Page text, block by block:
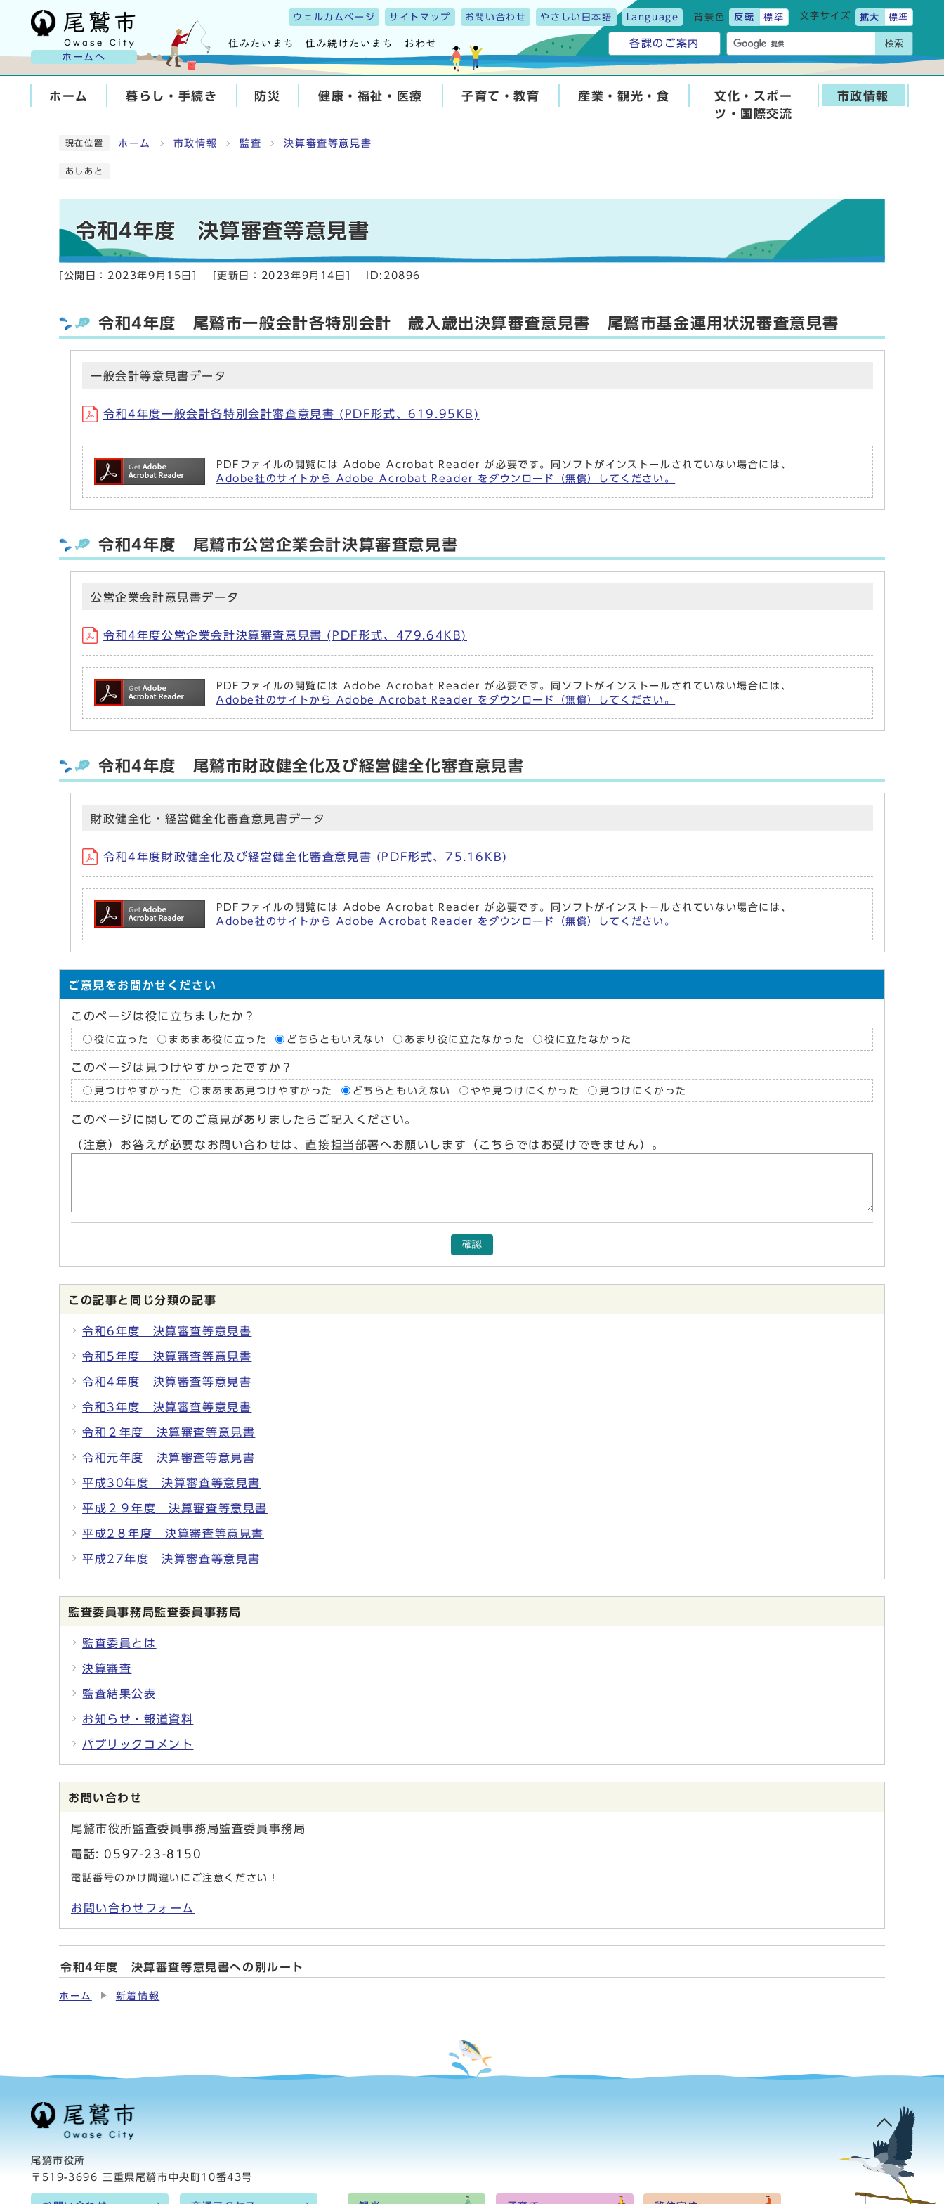
ホームへ
ウェルカムページ サイトマップ お問い合わせ やさしい日本語 Language 背景色 反転 標準 文字サイズ 拡大 標準
各課のご案内 検索
ホーム 暮らし・手続き 防災 健康・福祉・医療 子育て・教育 産業・観光・食
文化・スポー
ツ・国際交流
市政情報
現在位置 ホーム 市政情報 監査 決算審査等意見書
あしあと
令和4年度 決算審査等意見書
[公開日： 2023年9月15日 [更新日： 2023年9月14日 ID:20896
令和4年度 尾鷲市一般会計各特別会計 歳入歳出決算審査意見書 尾鷲市基金運用状況審査意見書
一般会計等意見書データ
令和4年度一般会計各特別会計審査意見書 (PDF形式、619.95KB)
PDFファイルの閲覧には Adobe Acrobat Reader が必要です。同ソフトがインストールされていない場合には、
Adobe社のサイトから Adobe Acrobat Reader をダウンロード（無償）してください。
令和4年度 尾鷲市公営企業会計決算審査意見書
公営企業会計意見書データ
令和4年度公営企業会計決算審査意見書 (PDF形式、479.64KB)
PDFファイルの閲覧には Adobe Acrobat Reader が必要です。同ソフトがインストールされていない場合には、
Adobe社のサイトから Adobe Acrobat Reader をダウンロード（無償）してください。
令和4年度 尾鷲市財政健全化及び経営健全化審査意見書
財政健全化・経営健全化審査意見書データ
令和4年度財政健全化及び経営健全化審査意見書 (PDF形式、75.16KB)
PDFファイルの閲覧には Adobe Acrobat Reader が必要です。同ソフトがインストールされていない場合には、
Adobe社のサイトから Adobe Acrobat Reader をダウンロード（無償）してください。
ご意見をお聞かせください
このページは役に立ちましたか？
役に立った まあまあ役に立った どちらともいえない あまり役に立たなかった 役に立たなかった
このページは見つけやすかったですか？
見つけやすかった まあまあ見つけやすかった どちらともいえない やや見つけにくかった 見つけにくかった
このページに関してのご意見がありましたらご記入ください。
（注意）お答えが必要なお問い合わせは、直接担当部署へお願いします（こちらではお受けできません）。
確認
この記事と同じ分類の記事
令和6年度 決算審査等意見書
令和5年度 決算審査等意見書
令和4年度 決算審査等意見書
令和3年度 決算審査等意見書
令和２年度 決算審査等意見書
令和元年度 決算審査等意見書
平成30年度 決算審査等意見書
平成２９年度 決算審査等意見書
平成2８年度 決算審査等意見書
平成27年度 決算審査等意見書
監査委員事務局監査委員事務局
監査委員とは
決算審査
監査結果公表
お知らせ・報道資料
パブリックコメント
お問い合わせ
尾鷲市役所監査委員事務局監査委員事務局
電話: 0597-23-8150
電話番号のかけ間違いにご注意ください！
お問い合わせフォーム
令和4年度 決算審査等意見書への別ルート
ホーム 新着情報
尾鷲市役所
〒519-3696 三重県尾鷲市中央町10番43号